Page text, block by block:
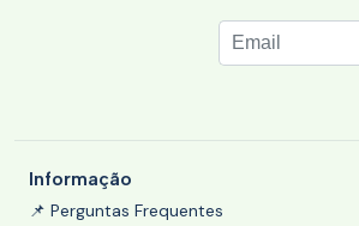
Informação
📌 Perguntas Frequentes